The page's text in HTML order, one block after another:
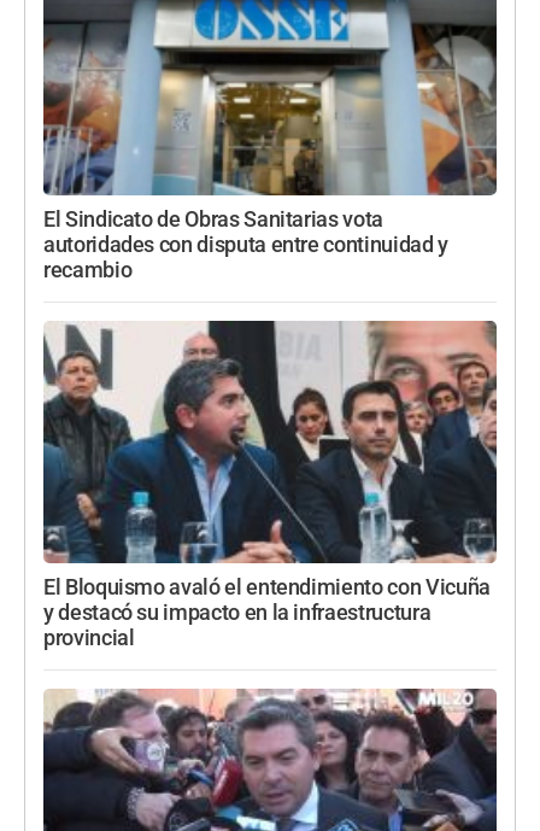
El Sindicato de Obras Sanitarias vota
autoridades con disputa entre continuidad y
recambio
El Bloquismo avaló el entendimiento con Vicuña
y destacó su impacto en la infraestructura
provincial